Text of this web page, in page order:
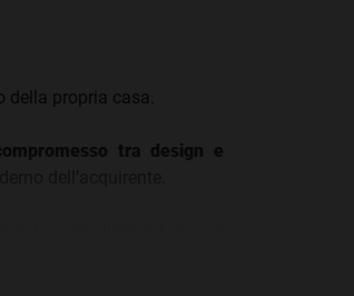
della propria casa.
tra design e